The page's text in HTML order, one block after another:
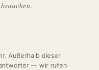
Außerhalb dieser
— wir rufen